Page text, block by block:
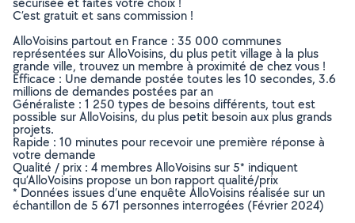
C’est gratuit et sans commission !
AlloVoisins partout en France : 35 000 communes
représentées sur AlloVoisins, du plus petit village à la plus
grande ville, trouvez un membre à proximité de chez vous !
Efficace : Une demande postée toutes les 10 secondes, 3.6
millions de demandes postées par an
Généraliste : 1 250 types de besoins différents, tout est
possible sur AlloVoisins, du plus petit besoin aux plus grands
projets.
Rapide : 10 minutes pour recevoir une première réponse à
votre demande
Qualité / prix : 4 membres AlloVoisins sur 5* indiquent
qu’AlloVoisins propose un bon rapport qualité/prix
* Données issues d’une enquête AlloVoisins réalisée sur un
échantillon de 5 671 personnes interrogées (Février 2024)